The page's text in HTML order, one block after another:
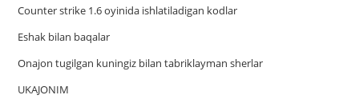
Counter strike 1.6 oyinida ishlatiladigan kodlar
Eshak bilan baqalar
Onajon tugilgan kuningiz bilan tabriklayman sherlar
UKAJONIM